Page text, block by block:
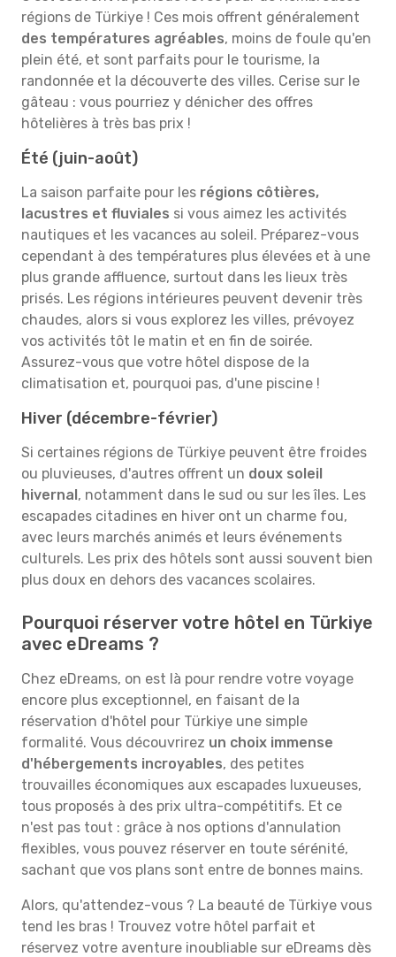
régions de Türkiye ! Ces mois offrent généralement
des températures agréables, moins de foule qu'en
plein été, et sont parfaits pour le tourisme, la
randonnée et la découverte des villes. Cerise sur le
gâteau : vous pourriez y dénicher des offres
hôtelières à très bas prix !
Été (juin-août)
La saison parfaite pour les régions côtières,
lacustres et fluviales si vous aimez les activités
nautiques et les vacances au soleil. Préparez-vous
cependant à des températures plus élevées et à une
plus grande affluence, surtout dans les lieux très
prisés. Les régions intérieures peuvent devenir très
chaudes, alors si vous explorez les villes, prévoyez
vos activités tôt le matin et en fin de soirée.
Assurez-vous que votre hôtel dispose de la
climatisation et, pourquoi pas, d'une piscine !
Hiver (décembre-février)
Si certaines régions de Türkiye peuvent être froides
ou pluvieuses, d'autres offrent un doux soleil
hivernal, notamment dans le sud ou sur les îles. Les
escapades citadines en hiver ont un charme fou,
avec leurs marchés animés et leurs événements
culturels. Les prix des hôtels sont aussi souvent bien
plus doux en dehors des vacances scolaires.
Pourquoi réserver votre hôtel en Türkiye
avec eDreams ?
Chez eDreams, on est là pour rendre votre voyage
encore plus exceptionnel, en faisant de la
réservation d'hôtel pour Türkiye une simple
formalité. Vous découvrirez un choix immense
d'hébergements incroyables, des petites
trouvailles économiques aux escapades luxueuses,
tous proposés à des prix ultra-compétitifs. Et ce
n'est pas tout : grâce à nos options d'annulation
flexibles, vous pouvez réserver en toute sérénité,
sachant que vos plans sont entre de bonnes mains.
Alors, qu'attendez-vous ? La beauté de Türkiye vous
tend les bras ! Trouvez votre hôtel parfait et
réservez votre aventure inoubliable sur eDreams dès